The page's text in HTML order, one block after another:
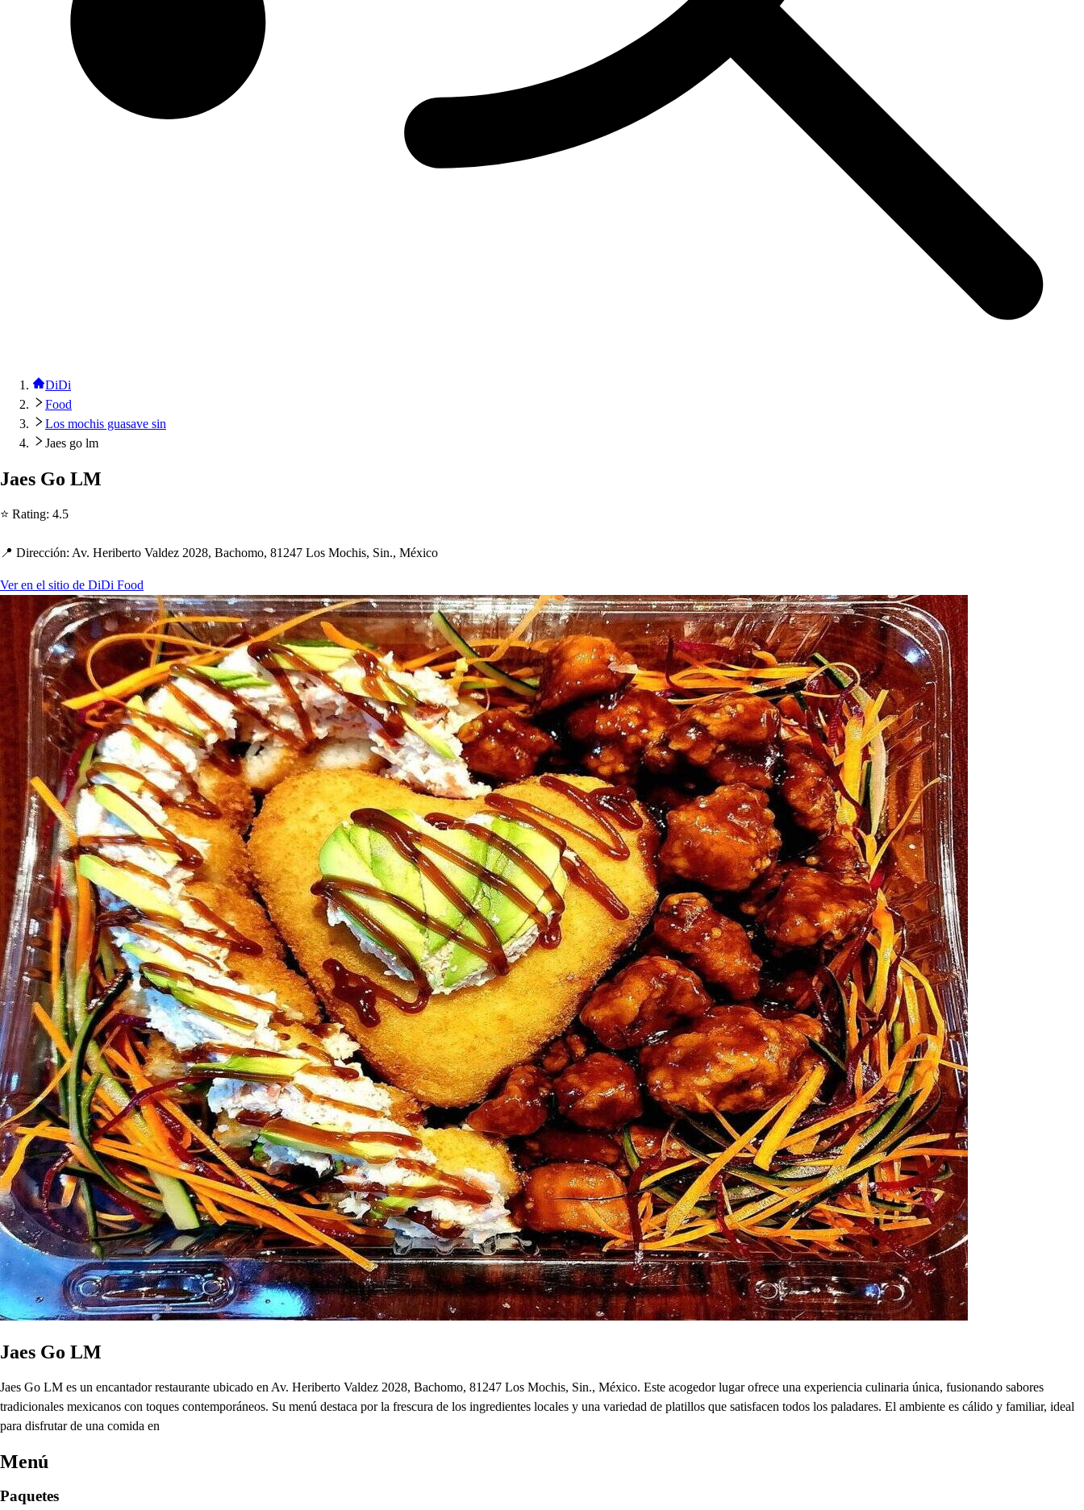
DiDi
Food
Los mochis guasave sin
Jaes go lm
Jaes Go LM
⭐ Rating: 4.5
📍 Dirección: Av. Heriberto Valdez 2028, Bachomo, 81247 Los Mochis, Sin., México
Ver en el sitio de DiDi Food
Jaes Go LM
Jaes Go LM es un encantador restaurante ubicado en Av. Heriberto Valdez 2028, Bachomo, 81247 Los Mochis, Sin., México. Este acogedor lugar ofrece una experiencia culinaria única, fusionando sabores
tradicionales mexicanos con toques contemporáneos. Su menú destaca por la frescura de los ingredientes locales y una variedad de platillos que satisfacen todos los paladares. El ambiente es cálido y familiar, ideal
para disfrutar de una comida en
Menú
Paquetes